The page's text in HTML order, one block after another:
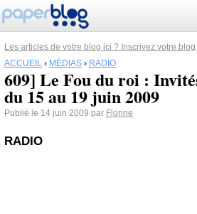
Les articles de votre blog ici ? Inscrivez votre blog
ACCUEIL › MÉDIAS › RADIO
609] Le Fou du roi :
du 15 au 19 juin 2009
Publié le 14 juin 2009 par Florine
RADIO